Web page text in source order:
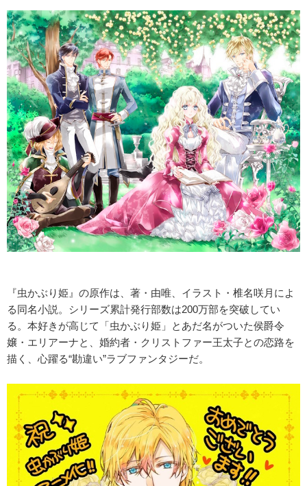
『虫かぶり姫』の原作は、著・由唯、イラスト・椎名咲月によ
る同名小説。シリーズ累計発行部数は200万部を突破してい
る。本好きが高じて「虫かぶり姫」とあだ名がついた侯爵令
嬢・エリアーナと、婚約者・クリストファー王太子との恋路を
描く、心躍る“勘違い”ラブファンタジーだ。